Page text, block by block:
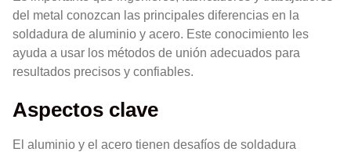
del metal conozcan las principales diferencias en la
soldadura de aluminio y acero. Este conocimiento les
ayuda a usar los métodos de unión adecuados para
resultados precisos y confiables.
Aspectos clave
El aluminio y el acero tienen desafíos de soldadura